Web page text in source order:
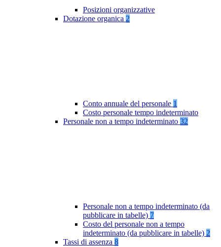
Posizioni organizzative
Dotazione organica 2
Conto annuale del personale 1
Costo personale tempo indeterminato
Personale non a tempo indeterminato 32
Personale non a tempo indeterminato (da
pubblicare in tabelle) 7
Costo del personale non a tempo
indeterminato (da pubblicare in tabelle) 2
Tassi di assenza 8